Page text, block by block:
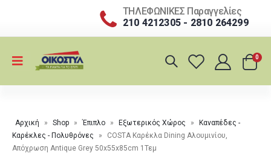
ΤΗΛΕΦΩΝΙΚΕΣ Παραγγελίες
210 4212305 - 2810 264299
0
Αρχική » Shop » Έπιπλο » Εξωτερικός Χώρος »
Καναπέδες -
Καρέκλες - Πολυθρόνες
»
COSTA Καρέκλα Dining Αλουμινίου,
Απόχρωση Antique Grey 50x55x85cm 1Τεμ